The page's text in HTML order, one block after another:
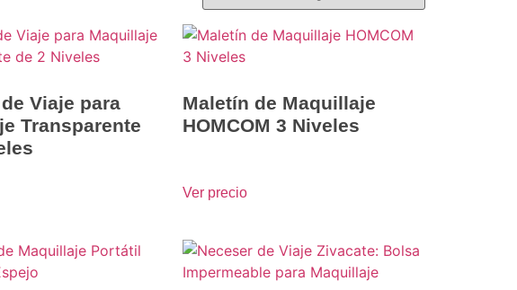
Viaje para
Transparente
Maletín de Maquillaje
HOMCOM 3 Niveles
Ver precio